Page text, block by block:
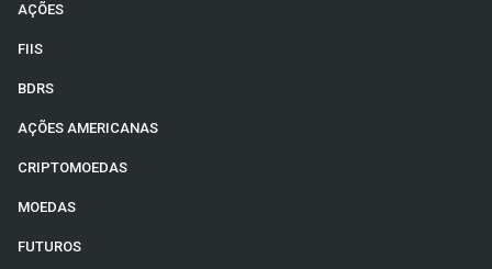
AÇÕES
FIIS
BDRS
AÇÕES AMERICANAS
CRIPTOMOEDAS
MOEDAS
FUTUROS